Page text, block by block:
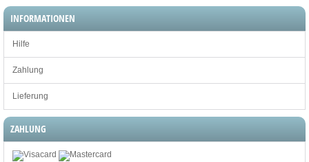
INFORMATIONEN
Hilfe
Zahlung
Lieferung
ZAHLUNG